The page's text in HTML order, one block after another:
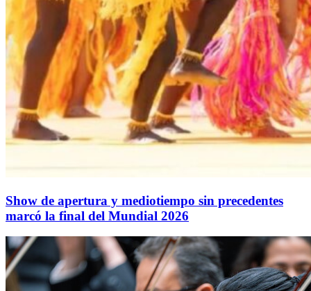
Show de apertura y mediotiempo sin precedentes
marcó la final del Mundial 2026